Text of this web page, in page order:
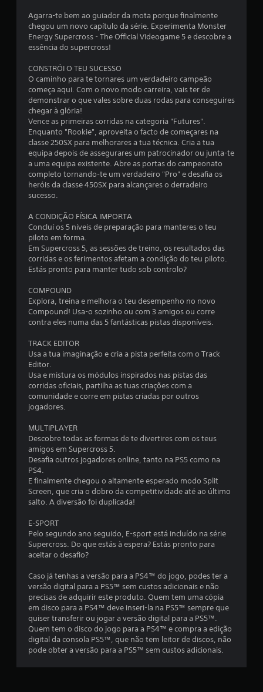
i
.
8
1
s
t
r
l
s
u
m
m
x
i
m
o
d
e
c
Agarra-te bem ao guiador da mota porque finalmente
chegou um novo capítulo da série. Experimenta Monster
Energy Supercross - The Official Videogame 5 e descobre a
essência do supercross!
CONSTRÓI O TEU SUCESSO
O caminho para te tornares um verdadeiro campeão
começa aqui. Com o novo modo carreira, vais ter de
demonstrar o que vales sobre duas rodas para conseguires
chegar à glória!
Vence as primeiras corridas na categoria "Futures".
Enquanto "Rookie", aproveita o facto de começares na
classe 250SX para melhorares a tua técnica. Cria a tua
equipa depois de assegurares um patrocinador ou junta-te
a uma equipa existente. Abre as portas do campeonato
completo tornando-te um verdadeiro "Pro" e desafia os
heróis da classe 450SX para alcançares o derradeiro
sucesso.
A CONDIÇÃO FÍSICA IMPORTA
Concluí os 5 níveis de preparação para manteres o teu
piloto em forma.
Em Supercross 5, as sessões de treino, os resultados das
corridas e os ferimentos afetam a condição do teu piloto.
Estás pronto para manter tudo sob controlo?
COMPOUND
Explora, treina e melhora o teu desempenho no novo
Compound! Usa-o sozinho ou com 3 amigos ou corre
contra eles numa das 5 fantásticas pistas disponíveis.
TRACK EDITOR
Usa a tua imaginação e cria a pista perfeita com o Track
Editor.
Usa e mistura os módulos inspirados nas pistas das
corridas oficiais, partilha as tuas criações com a
comunidade e corre em pistas criadas por outros
jogadores.
MULTIPLAYER
Descobre todas as formas de te divertires com os teus
amigos em Supercross 5.
Desafia outros jogadores online, tanto na PS5 como na
PS4.
E finalmente chegou o altamente esperado modo Split
Screen, que cria o dobro da competitividade até ao último
salto. A diversão foi duplicada!
E-SPORT
Pelo segundo ano seguido, E-sport está incluído na série
Supercross. Do que estás à espera? Estás pronto para
aceitar o desafio?
Caso já tenhas a versão para a PS4™ do jogo, podes ter a
versão digital para a PS5™ sem custos adicionais e não
precisas de adquirir este produto. Quem tem uma cópia
em disco para a PS4™ deve inseri-la na PS5™ sempre que
quiser transferir ou jogar a versão digital para a PS5™.
Quem tem o disco do jogo para a PS4™ e compra a edição
digital da consola PS5™, que não tem leitor de discos, não
pode obter a versão para a PS5™ sem custos adicionais.